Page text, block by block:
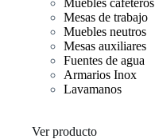
Muebles cafeteros
Mesas de trabajo
Muebles neutros
Mesas auxiliares
Fuentes de agua
Armarios Inox
Lavamanos
Ver producto